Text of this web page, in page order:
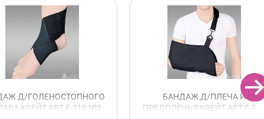
Д/ГОЛЕНОСТОПНОГО
КРЕЙТ АРТ.F-210 №3
БАНДАЖ Д/ПЛЕЧА И
ПРЕДПЛЕЧЬЯ КРЕЙТ АРТ.F-